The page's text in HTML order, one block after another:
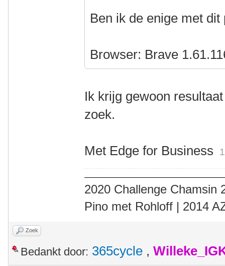
Ben ik de enige met dit
Browser: Brave
Ik krijg gewoon
zoek.
Met Edge for Business
2020 Challenge Chamsin
Pino met Rohloff | 2014
Zoek
Bedankt door: 365cycle ,